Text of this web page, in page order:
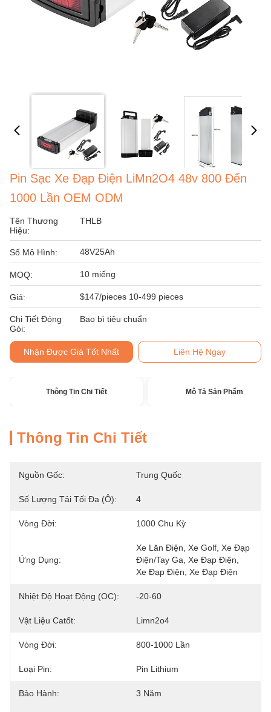
Pin Sạc Xe Đạp Điện LiMn2O4 48v 800 Đến
1000 Lần OEM ODM
Tên Thương
Hiệu:
THLB
Số Mô Hình: 48V25Ah
MOQ: 10 miếng
Giá: $147/pieces 10-499 pieces
Chi Tiết Đóng
Gói:
Bao bì tiêu chuẩn
Nhận Được Giá Tốt Nhất Liên Hệ Ngay
Thông Tin Chi Tiết Mô Tả Sản Phẩm
Thông Tin Chi Tiết
Nguồn Gốc: Trung Quốc
Số Lượng Tải Tối Đa (ô): 4
Vòng Đời: 1000 Chu Kỳ
Ứng Dụng:
Xe Lăn Điện, Xe Golf, Xe Đạp
Điện/tay Ga, Xe Đạp Điện,
Xe Đạp Điện, Xe Đạp Điện
Nhiệt Độ Hoạt Động (oC): -20-60
Vật Liệu Catốt: Limn2o4
Vòng Đời: 800-1000 Lần
Loại Pin: Pin Lithium
Bảo Hành: 3 Năm